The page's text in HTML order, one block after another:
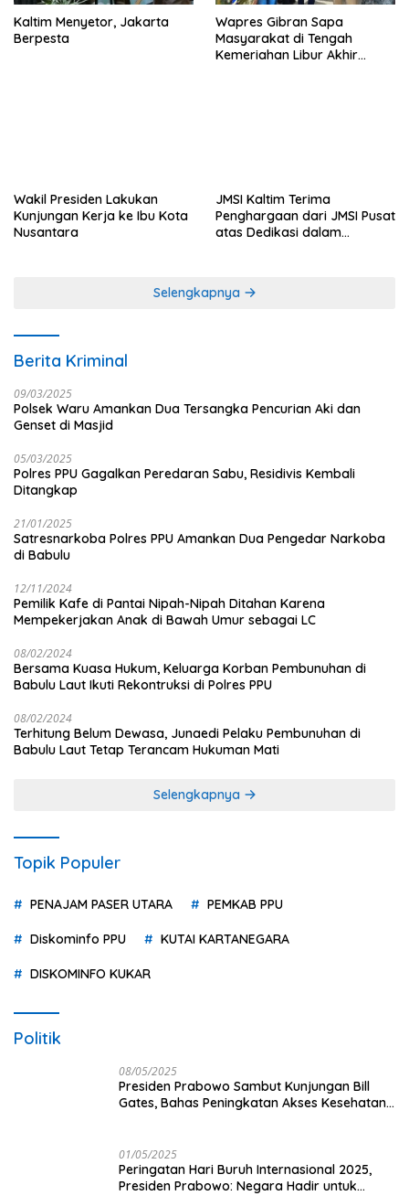
Kaltim Menyetor, Jakarta
Berpesta
Wapres Gibran Sapa
Masyarakat di Tengah
Kemeriahan Libur Akhir
Wakil Presiden Lakukan
Kunjungan Kerja ke Ibu Kota
Nusantara
JMSI Kaltim Terima
Penghargaan dari JMSI Pusat
atas Dedikasi dalam
Selengkapnya
Berita Kriminal
09/03/2025
Polsek Waru Amankan Dua Tersangka Pencurian Aki dan
Genset di Masjid
05/03/2025
Polres PPU Gagalkan Peredaran Sabu, Residivis Kembali
Ditangkap
21/01/2025
Satresnarkoba Polres PPU Amankan Dua Pengedar Narkoba
di Babulu
12/11/2024
Pemilik Kafe di Pantai Nipah-Nipah Ditahan Karena
Mempekerjakan Anak di Bawah Umur sebagai LC
08/02/2024
Bersama Kuasa Hukum, Keluarga Korban Pembunuhan di
Babulu Laut Ikuti Rekontruksi di Polres PPU
08/02/2024
Terhitung Belum Dewasa, Junaedi Pelaku Pembunuhan di
Babulu Laut Tetap Terancam Hukuman Mati
Selengkapnya
Topik Populer
PENAJAM PASER UTARA PEMKAB PPU
Diskominfo PPU KUTAI KARTANEGARA
DISKOMINFO KUKAR
Politik
08/05/2025
Presiden Prabowo Sambut Kunjungan Bill
Gates, Bahas Peningkatan Akses Kesehatan
01/05/2025
Peringatan Hari Buruh Internasional 2025,
Presiden Prabowo: Negara Hadir untuk